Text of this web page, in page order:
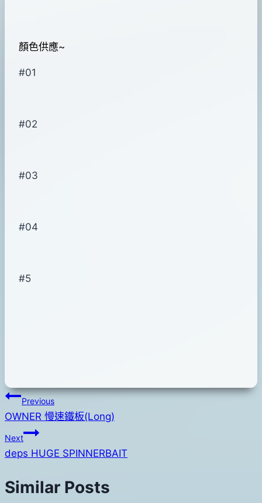
顏色供應~
#01
#02
#03
#04
#5
文
章
導
Previous
OWNER 慢速鐵板(Long)
Next
deps HUGE SPINNERBAIT
Similar Posts